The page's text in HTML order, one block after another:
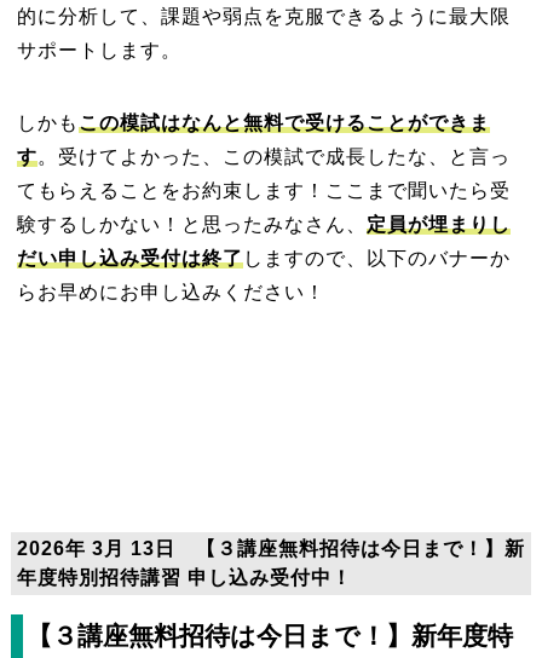
的に分析して、 課題や弱点を克服できるように最大限
サポートします。
しかもこの模試はなんと無料で受けることができま
す。受けてよかった、この模試で成長したな、と言っ
てもらえることをお約束します！ここまで聞いたら受
験するしかない！と思ったみなさん、 定員が埋まりし
だい申し込み受付は終了しますので、以下のバナーか
らお早めにお申し込みください！
2026年 3月 13日 【３講座無料招待は今日まで！】新
年度特別招待講習 申し込み受付中！
【３講座無料招待は今日まで！】新年度特